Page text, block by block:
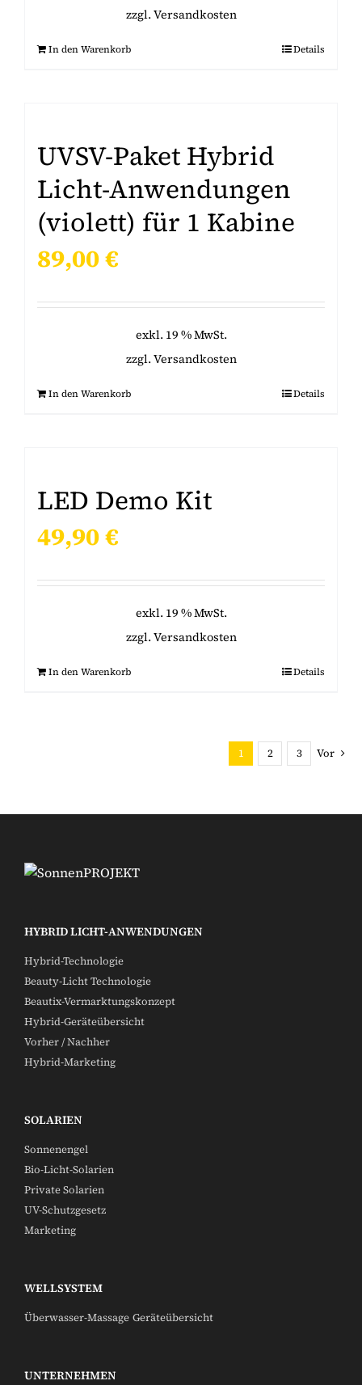
zzgl.Versandkosten
In den Warenkorb Details
UVSV-Paket Hybrid
Licht-Anwendungen
(violett) für 1 Kabine
89,00€
exkl. 19 % MwSt.
zzgl.Versandkosten
In den Warenkorb Details
LED Demo Kit
49,90€
exkl. 19 % MwSt.
zzgl.Versandkosten
In den Warenkorb Details
1 2 3 Vor
HYBRID LICHT-ANWENDUNGEN
Hybrid-Technologie
Beauty-Licht Technologie
Beautix-Vermarktungskonzept
Hybrid-Geräteübersicht
Vorher / Nachher
Hybrid-Marketing
SOLARIEN
Sonnenengel
Bio-Licht-Solarien
Private Solarien
UV-Schutzgesetz
Marketing
WELLSYSTEM
Überwasser-Massage Geräteübersicht
UNTERNEHMEN